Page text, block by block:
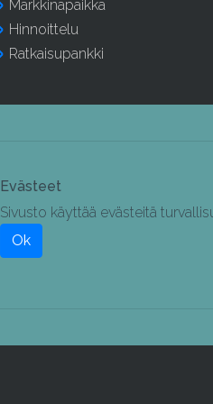
Markkinapaikka
Hinnoittelu
Ratkaisupankki
Evästeet
Sivusto käyttää evästeitä
Ok